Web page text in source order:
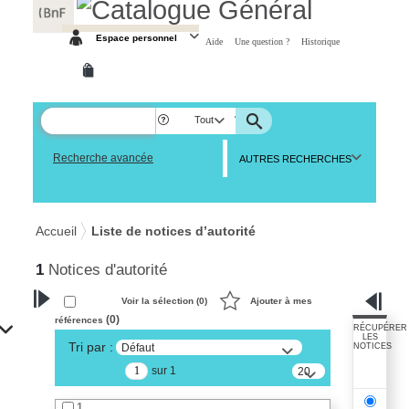
Espace personnel Aide Une question ? Historique
Tout
Recherche avancée AUTRES RECHERCHES
Accueil Liste de notices d’autorité
1 Notices d'autorité
VOTRE RECHERCHE
Recherche avancée dans les
notices d’autorité
Œuvres liées à l'auteur :
Voir la sélection (0)
Ajouter à mes
références (0)
Tri par :
Défaut
sur 1
20
résultats/page
RÉCUPÉRER
LES
NOTICES
Panneau de gestion des cookies